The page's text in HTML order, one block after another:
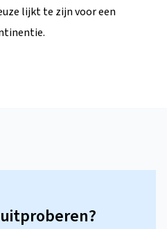
lijkt te zijn voor een
uitproberen?